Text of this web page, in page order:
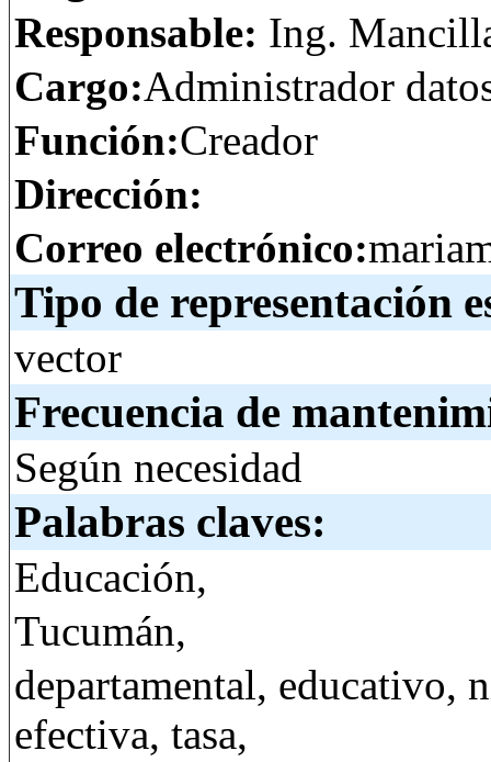
Responsable: Ing.
Cargo:Administrador
Función:Creador
Dirección:
Correo electrónico:
Tipo de representación
vector
Frecuencia de
Según necesidad
Palabras claves:
Educación,
Tucumán,
departamental, educativo,
efectiva, tasa,